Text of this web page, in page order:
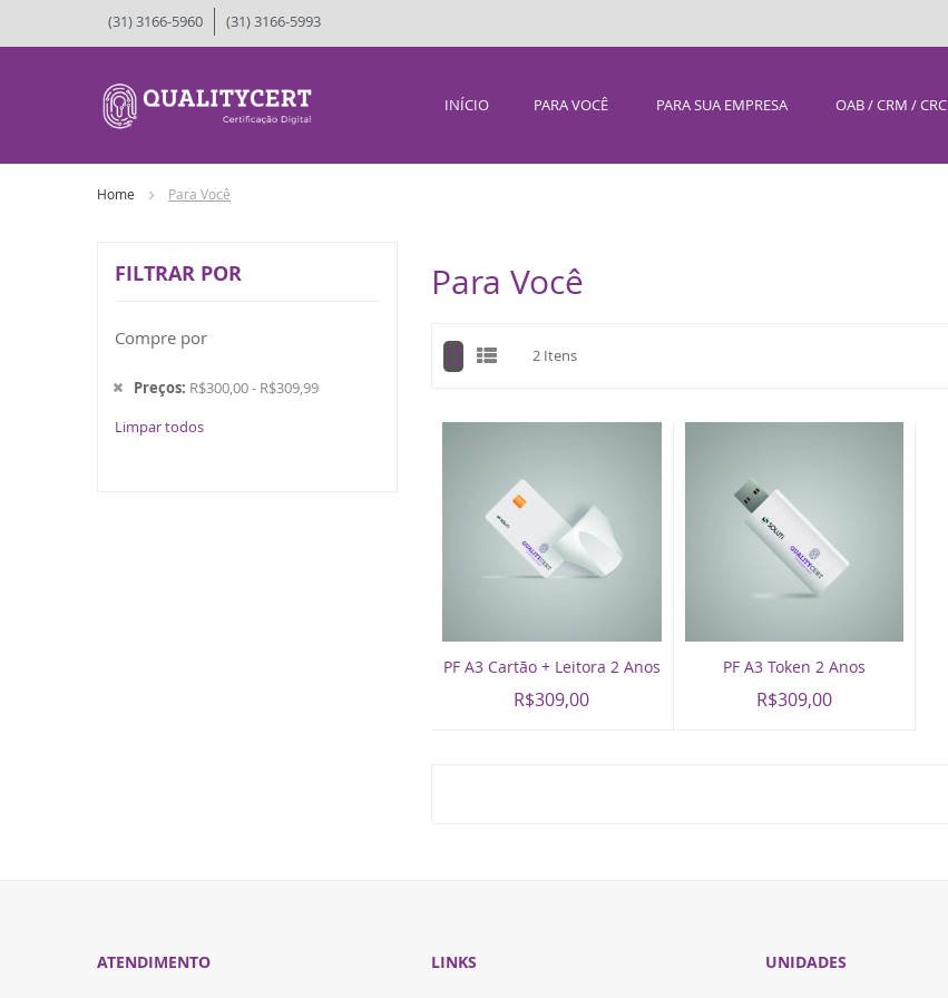
(31) 3166-5960 (31) 3166-5993
INÍCIO PARA VOCÊ PARA SUA EMPRESA OAB / CRM / CRC
Home Para Você
Para Você
Ver
2 Itens
PF A3 Cartão + Leitora 2 Anos
R$309,00
PF A3 Token 2 Anos
R$309,00
FILTRAR POR
Compre por
Preços R$300,00 - R$309,99
Limpar todos
ATENDIMENTO LINKS UNIDADES